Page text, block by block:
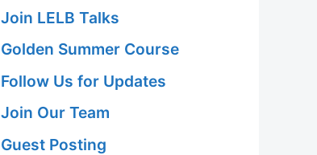
Join LELB Talks
Golden Summer Course
Follow Us for Updates
Join Our Team
Guest Posting